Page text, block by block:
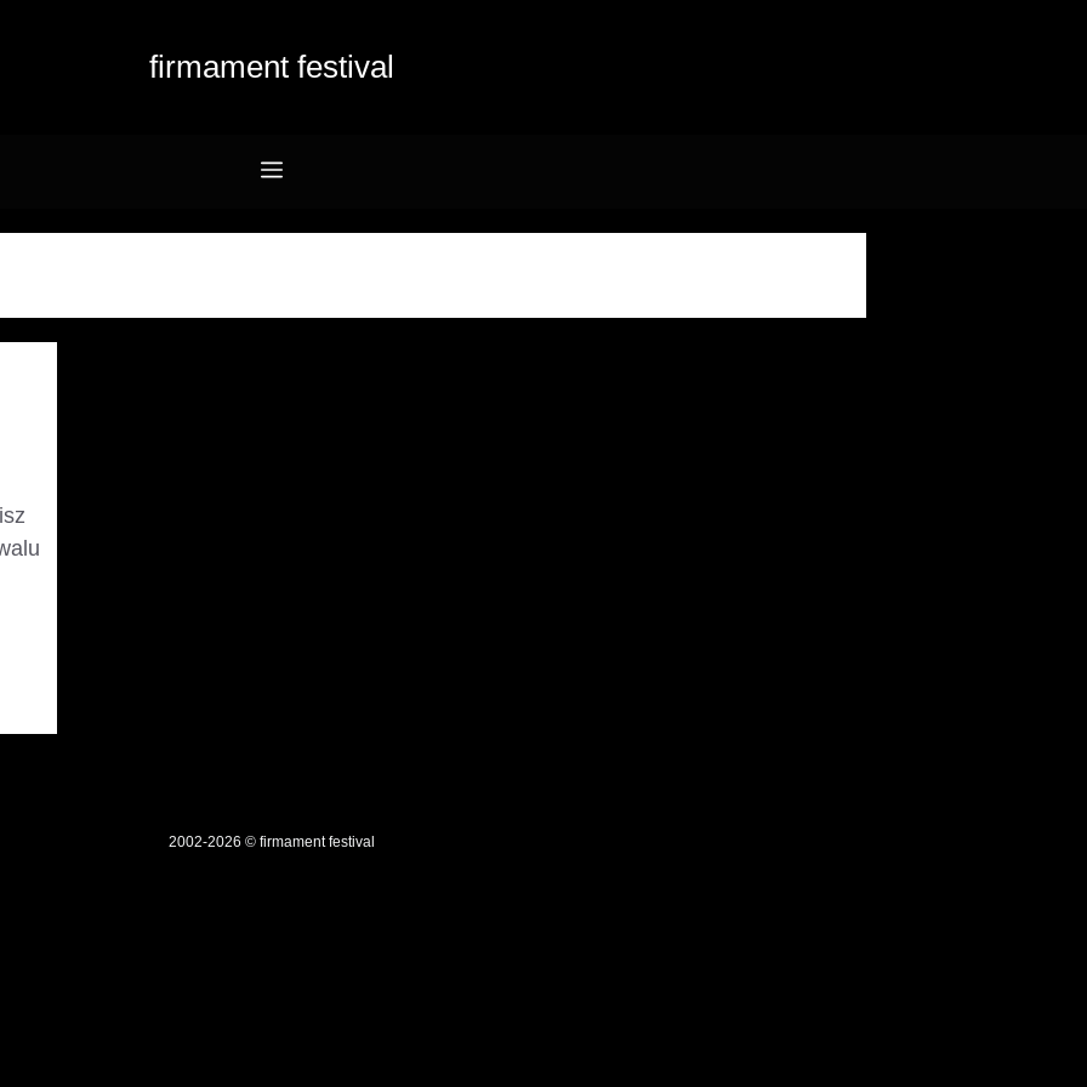
firmament festival
Menu
2002-2026 © firmament festival